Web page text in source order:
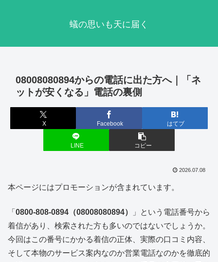
蟻の思いも天に届く
08008080894からの電話に出た方へ｜「ネ
ットが安くなる」電話の裏側
X Facebook はてブ
LINE コピー
2026.07.08
本ページにはプロモーションが含まれています。
「 0800-808-0894（08008080894）
」という電話番号から
着信があり、検索された方も多いのではないでしょうか。
今回はこの番号にかかる着信の正体、実際の口コミ内容、
そして本物のサービス案内なのか営業電話なのかを徹底的